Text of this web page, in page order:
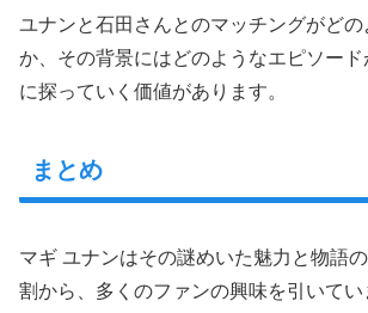
ユナンと石田さんとのマッチングがど
か、その背景にはどのようなエピソー
に探っていく価値があります。
まとめ
マギ ユナンはその謎めいた魅力と物語
割から、多くのファンの興味を引いて